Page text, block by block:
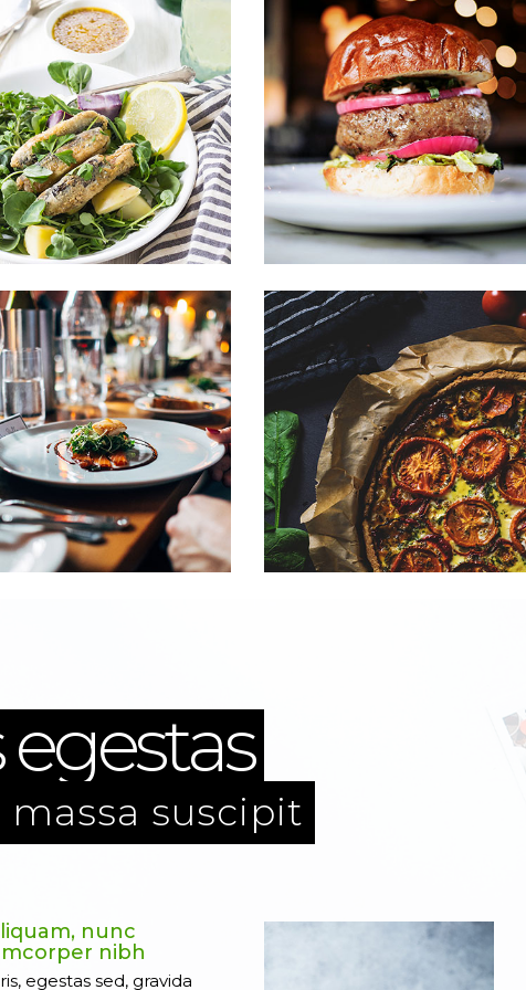
Sipsum primis Sipsum primis
Sipsum primis Sipsum primis
suscipit
nunc
nibh
egestas sed, gravida